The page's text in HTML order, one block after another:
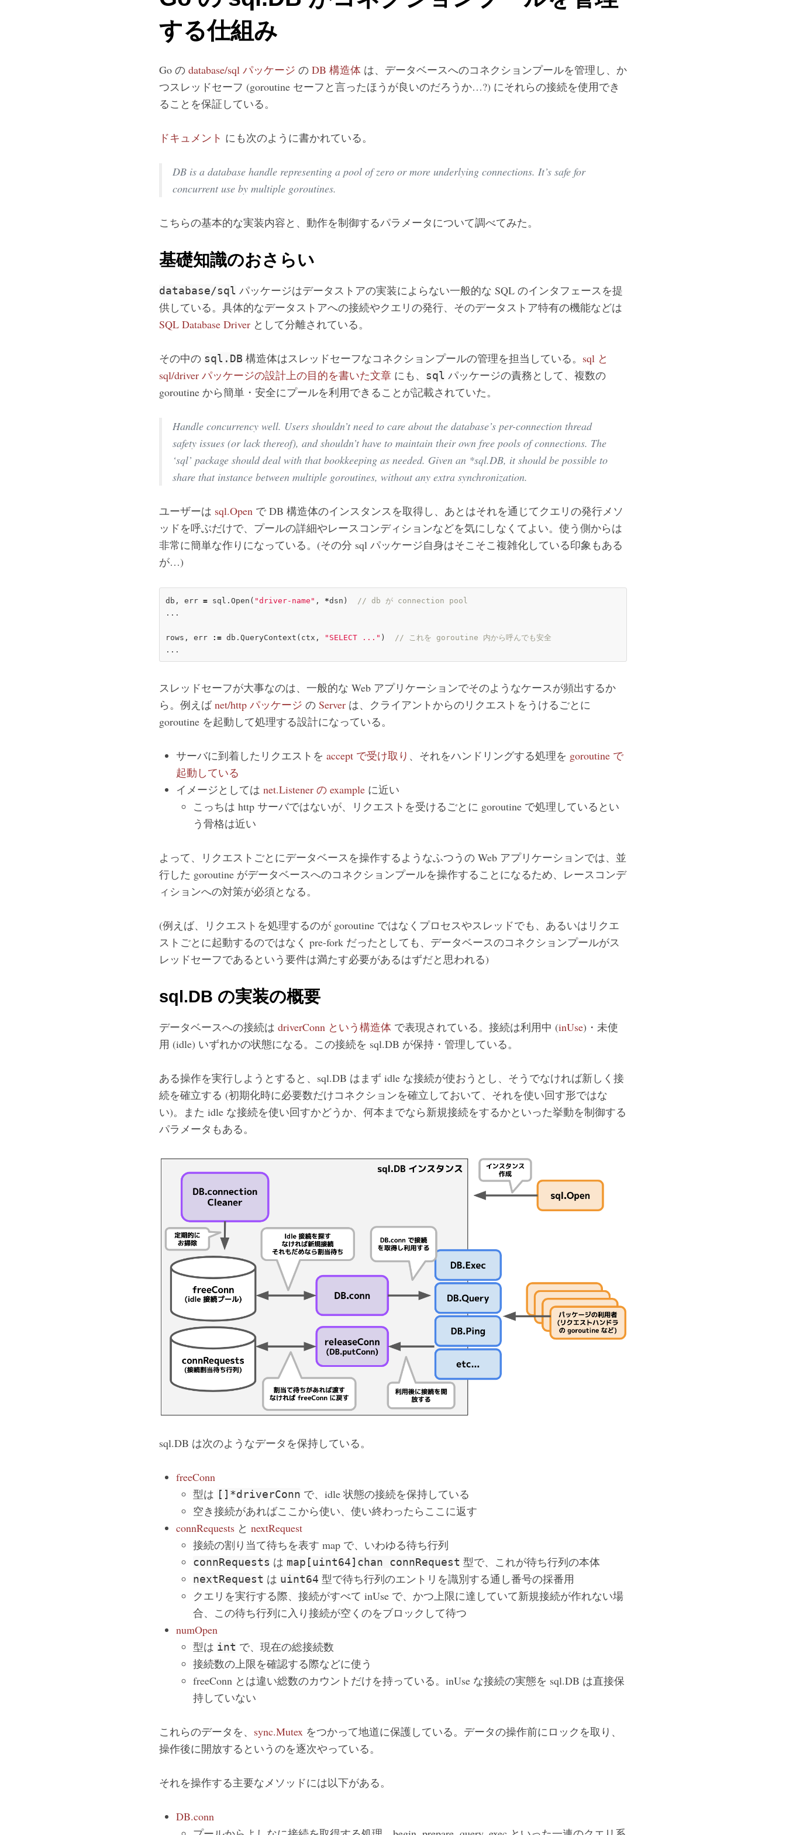
する仕組み
Go の database/sql パッケージ の DB 構造体 は、データベースへのコネクションプールを管理し、か
つスレッドセーフ (goroutine セーフと言ったほうが良いのだろうか…?) にそれらの接続を使用でき
ることを保証している。
ドキュメント にも次のように書かれている。
DB is a database handle representing a pool of zero or more underlying connections. It’s safe for
concurrent use by multiple goroutines.
こちらの基本的な実装内容と、動作を制御するパラメータについて調べてみた。
基礎知識のおさらい
database/sql パッケージはデータストアの実装によらない一般的な SQL のインタフェースを提
供している。具体的なデータストアへの接続やクエリの発行、そのデータストア特有の機能などは
SQL Database Driver として分離されている。
その中の sql.DB 構造体はスレッドセーフなコネクションプールの管理を担当している。 sql と
sql/driver パッケージの設計上の目的を書いた文章 にも、 sql パッケージの責務として、複数の
goroutine から簡単・安全にプールを利用できることが記載されていた。
Handle concurrency well. Users shouldn’t need to care about the database’s per-connection thread
safety issues (or lack thereof), and shouldn’t have to maintain their own free pools of connections. The
‘sql’ package should deal with that bookkeeping as needed. Given an *sql.DB, it should be possible to
share that instance between multiple goroutines, without any extra synchronization.
ユーザーは sql.Open で DB 構造体のインスタンスを取得し、あとはそれを通じてクエリの発行メソ
ッドを呼ぶだけで、プールの詳細やレースコンディションなどを気にしなくてよい。使う側からは
非常に簡単な作りになっている。(その分 sql パッケージ自身はそこそこ複雑化している印象もある
が…)
db, err = sql. Open ( "driver-name" , *dsn) // db が connection pool
...
rows, err := db. QueryContext (ctx, "SELECT ..." ) // これを goroutine 内から呼んでも安全
スレッドセーフが大事なのは、一般的な Web アプリケーションでそのようなケースが頻出するか
ら。例えばnet/http パッケージ の Server は、クライアントからのリクエストをうけるごとに
goroutine を起動して処理する設計になっている。
サーバに到着したリクエストをaccept で受け取り 、それをハンドリングする処理を goroutine で
起動している
イメージとしてはnet.Listener の example に近い
こっちは http サーバではないが、リクエストを受けるごとに goroutine で処理しているとい
う骨格は近い
よって、リクエストごとにデータベースを操作するようなふつうの Web アプリケーションでは、並
行した goroutine がデータベースへのコネクションプールを操作することになるため、レースコンデ
ィションへの対策が必須となる。
(例えば、リクエストを処理するのが goroutine ではなくプロセスやスレッドでも、あるいはリクエ
ストごとに起動するのではなく pre-fork だったとしても、データベースのコネクションプールがス
レッドセーフであるという要件は満たす必要があるはずだと思われる)
sql.DB の実装の概要
データベースへの接続は driverConn という構造体 で表現されている。接続は利用中 (inUse)・未使
用 (idle) いずれかの状態になる。この接続を sql.DB が保持・管理している。
ある操作を実行しようとすると、sql.DB はまず idle な接続が使おうとし、そうでなければ新しく接
続を確立する (初期化時に必要数だけコネクションを確立しておいて、それを使い回す形ではな
い)。また idle な接続を使い回すかどうか、何本までなら新規接続をするかといった挙動を制御する
パラメータもある。
sql.DB は次のようなデータを保持している。
freeConn
型は []*driverConn で、idle 状態の接続を保持している
空き接続があればここから使い、使い終わったらここに返す
connRequests とnextRequest
接続の割り当て待ちを表す map で、いわゆる待ち行列
connRequests は map[uint64]chan connRequest 型で、これが待ち行列の本体
nextRequest は uint64 型で待ち行列のエントリを識別する通し番号の採番用
クエリを実行する際、接続がすべて inUse で、かつ上限に達していて新規接続が作れない場
合、この待ち行列に入り接続が空くのをブロックして待つ
numOpen
型は int で、現在の総接続数
接続数の上限を確認する際などに使う
freeConn とは違い総数のカウントだけを持っている。inUse な接続の実態を sql.DB は直接保
持していない
これらのデータを、 sync.Mutex をつかって地道に保護している。データの操作前にロックを取り、
操作後に開放するというのを逐次やっている。
それを操作する主要なメソッドには以下がある。
DB.conn